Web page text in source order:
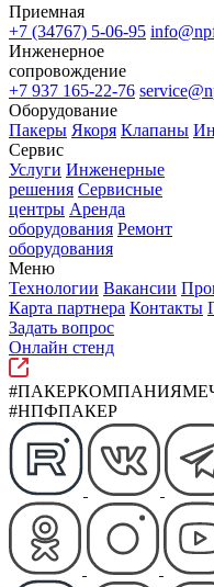
Приемная
+7 (34767) 5-06-95
Инженерное
сопровождение
+7 937 165-22-76
Оборудование
Пакеры Якоря Клапаны
Сервис
Услуги Инженерные
решения Сервисные
центры Аренда
оборудования Ремонт
оборудования
Меню
Технологии Вакансии
Карта партнера Контакты
Задать вопрос
Онлайн стенд
#НПФПАКЕР